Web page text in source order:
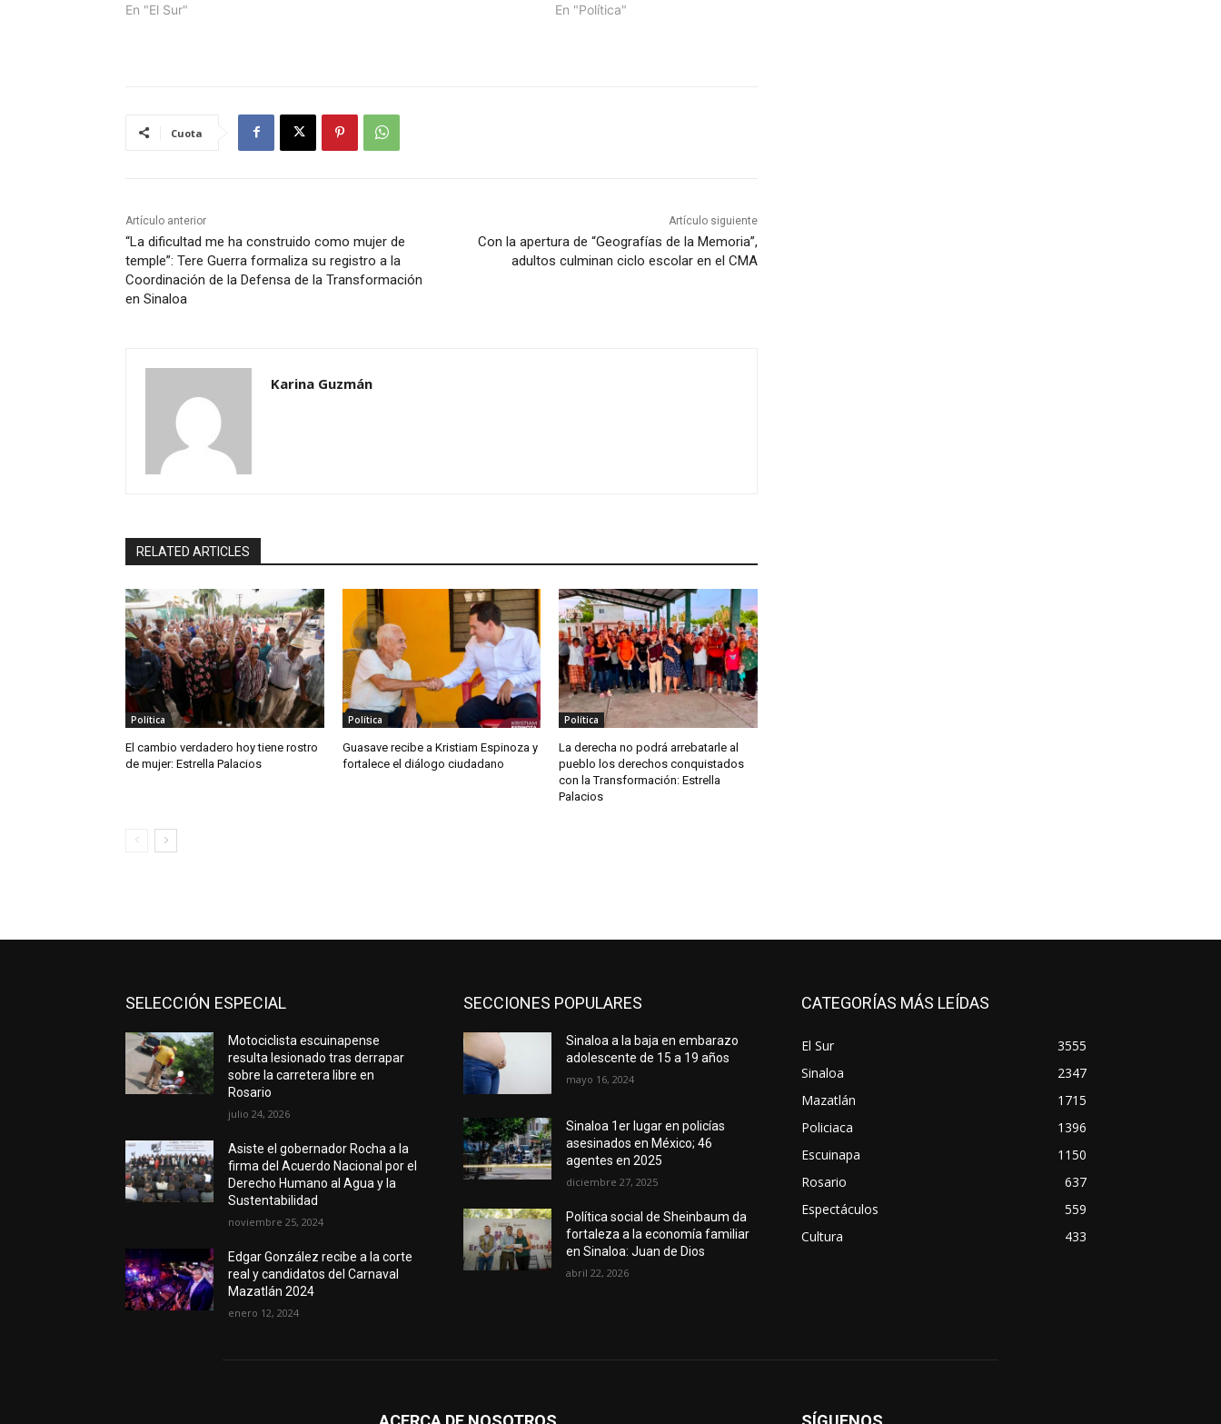
En "El Sur"
En "Política"
Cuota
Artículo anterior
“La dificultad me ha construido como mujer de
temple”: Tere Guerra formaliza su registro a la
Coordinación de la Defensa de la Transformación
en Sinaloa
Artículo siguiente
Con la apertura de “Geografías de la Memoria”,
adultos culminan ciclo escolar en el CMA
Karina Guzmán
RELATED ARTICLES
Política
El cambio verdadero hoy tiene rostro
de mujer: Estrella Palacios
Política
Guasave recibe a Kristiam Espinoza y
fortalece el diálogo ciudadano
Política
La derecha no podrá arrebatarle al
pueblo los derechos conquistados
con la Transformación: Estrella
Palacios
SELECCIÓN ESPECIAL
Motociclista escuinapense
resulta lesionado tras derrapar
sobre la carretera libre en
Rosario
julio 24, 2026
Asiste el gobernador Rocha a la
firma del Acuerdo Nacional por el
Derecho Humano al Agua y la
Sustentabilidad
noviembre 25, 2024
Edgar González recibe a la corte
real y candidatos del Carnaval
Mazatlán 2024
enero 12, 2024
SECCIONES POPULARES
Sinaloa a la baja en embarazo
adolescente de 15 a 19 años
mayo 16, 2024
Sinaloa 1er lugar en policías
asesinados en México; 46
agentes en 2025
diciembre 27, 2025
Política social de Sheinbaum da
fortaleza a la economía familiar
en Sinaloa: Juan de Dios
abril 22, 2026
CATEGORÍAS MÁS LEÍDAS
El Sur
3555
Sinaloa
2347
Mazatlán
1715
Policiaca
1396
Escuinapa
1150
Rosario
637
Espectáculos
559
Cultura
433